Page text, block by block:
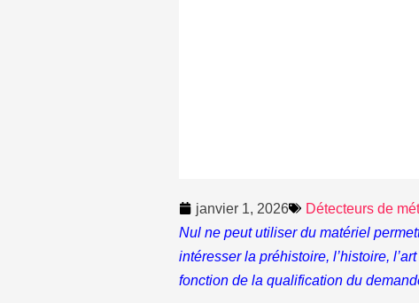
janvier 1, 2026 Détecteurs de
Nul ne peut utiliser du matériel
intéresser la préhistoire, l’histoire,
fonction de la qualification du